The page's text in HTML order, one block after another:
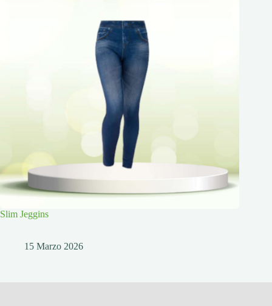
Slim Jeggins
15 Marzo 2026